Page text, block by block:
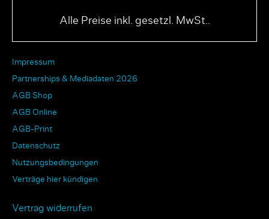
Alle Preise inkl. gesetzl. MwSt..
Impressum
Partnerships & Mediadaten 2026
AGB Shop
AGB Online
AGB-Print
Datenschutz
Nutzungsbedingungen
Verträge hier kündigen
Vertrag widerrufen